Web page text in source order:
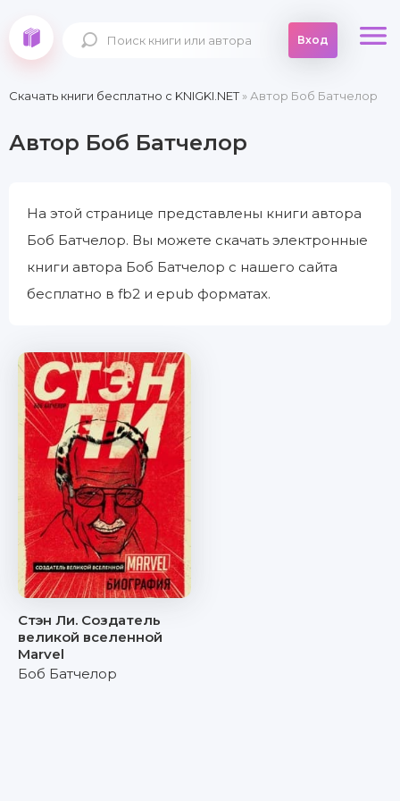
Вход
Скачать книги бесплатно c KNIGKI.NET» Автор Боб Батчелор
Автор Боб Батчелор
На этой странице представлены книги автора
Боб Батчелор. Вы можете скачать электронные
книги автора Боб Батчелор с нашего сайта
бесплатно в fb2 и epub форматах.
Стэн Ли. Создатель
великой вселенной
Marvel
Боб Батчелор